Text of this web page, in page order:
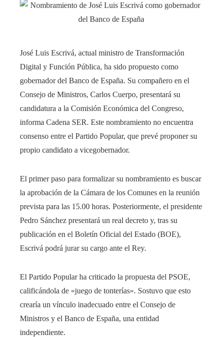
José Luis Escrivá, actual ministro de Transformación
Digital y Función Pública, ha sido propuesto como
gobernador del Banco de España. Su compañero en el
Consejo de Ministros, Carlos Cuerpo, presentará su
candidatura a la Comisión Económica del Congreso,
informa Cadena SER. Este nombramiento no encuentra
consenso entre el Partido Popular, que prevé proponer su
propio candidato a vicegobernador.
El primer paso para formalizar su nombramiento es buscar
la aprobación de la Cámara de los Comunes en la reunión
prevista para las 15.00 horas. Posteriormente, el presidente
Pedro Sánchez presentará un real decreto y, tras su
publicación en el Boletín Oficial del Estado (BOE),
Escrivá podrá jurar su cargo ante el Rey.
El Partido Popular ha criticado la propuesta del PSOE,
calificándola de «juego de tonterías». Sostuvo que esto
crearía un vínculo inadecuado entre el Consejo de
Ministros y el Banco de España, una entidad
independiente.